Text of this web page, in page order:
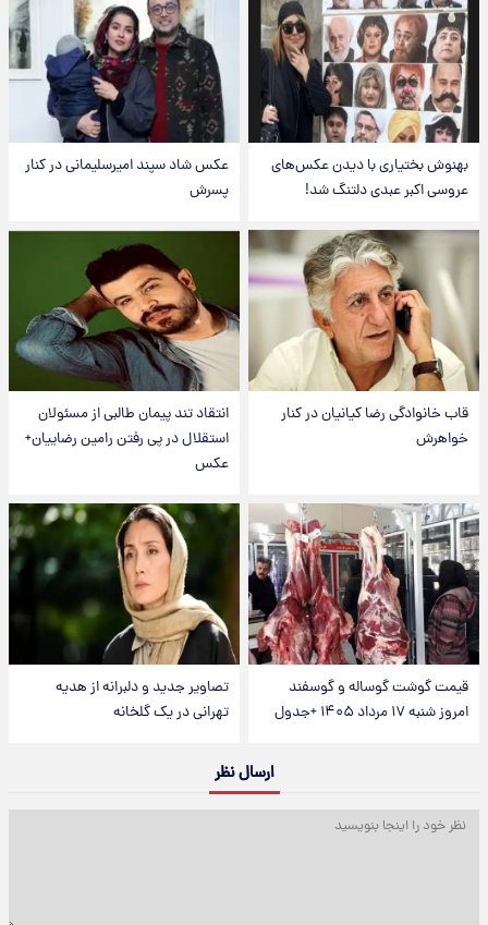
بهنوش بختیاری با دیدن عکس‌های
عروسی اکبر عبدی دلتنگ شد!
عکس شاد سپند امیرسلیمانی در کنار
پسرش
قاب خانوادگی رضا کیانیان در کنار
خواهرش
انتقاد تند پیمان طالبی از مسئولان
استقلال در پی رفتن رامین رضاییان+
عکس
قیمت گوشت گوساله و گوسفند
امروز شنبه ۱۷ مرداد ۱۴۰۵ +جدول
تصاویر جدید و دلبرانه از هدیه
تهرانی در یک گلخانه
ارسال نظر